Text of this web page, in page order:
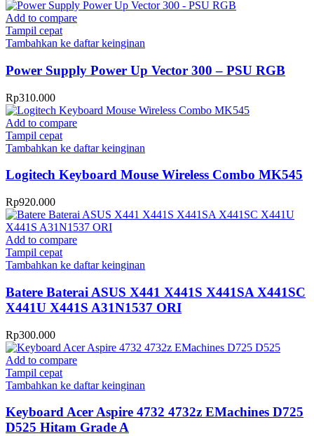
Add to compare
Tampil cepat
Tambahkan ke daftar keinginan
Power Supply Power Up Vector 300 – PSU RGB
Rp310.000
Add to compare
Tampil cepat
Tambahkan ke daftar keinginan
Logitech Keyboard Mouse Wireless Combo MK545
Rp920.000
Add to compare
Tampil cepat
Tambahkan ke daftar keinginan
Batere Baterai ASUS X441 X441S X441SA X441SC
X441U X441S A31N1537 ORI
Rp300.000
Add to compare
Tampil cepat
Tambahkan ke daftar keinginan
Keyboard Acer Aspire 4732 4732z EMachines D725
D525 Hitam Grade A